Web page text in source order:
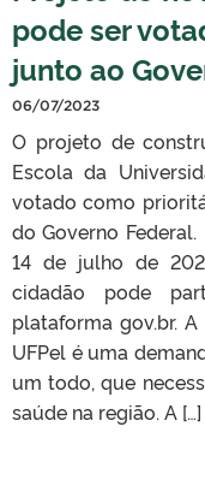
pode ser
junto ao
06/07/2023
O projeto de
Escola da
votado como
do Governo
14 de julho de
cidadão pode
plataforma gov.br.
UFPel é uma
um todo, que
saúde na região. A […]